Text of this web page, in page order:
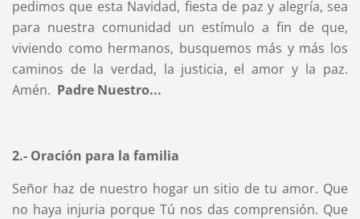
pedimos que esta Navidad, fiesta de paz y alegría, sea
para nuestra comunidad un estímulo a fin de que,
viviendo como hermanos, busquemos más y más los
caminos de la verdad, la justicia, el amor y la paz.
Amén. Padre Nuestro...
2.- Oración para la familia
Señor haz de nuestro hogar un sitio de tu amor. Que
no haya injuria porque Tú nos das comprensión. Que